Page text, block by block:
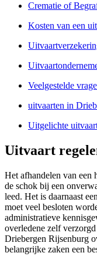
Crematie of
Kosten van een
Veelgestelde
uitvaarten in
Uitgelichte
Uitvaart
Het afhandelen van een
de schok bij een
leed. Het is daarnaast
moet veel besloten
administratieve
overledene zelf
Driebergen Rijsenburg
belangrijke zaken een